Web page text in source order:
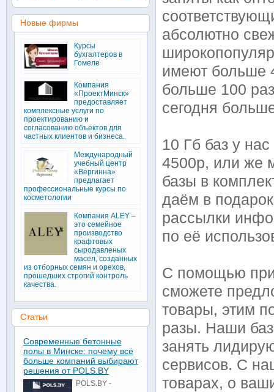
абсолютно
имеют больше
больше 100
сегодня
10 Гб баз у
4500р, или же
базы в
даём в
рассылки
по её
С помощью
сможете
товары, этим
разы. Наши
занять
сервисов. С
товарах, о
Новые фирмы
Курсы
бухгалтеров в
Гомеле
Компания
«ПроектМинск»
предоставляет
комплексные услуги по
проектированию и
согласованию объектов для
частных клиентов и бизнеса.
Международный
учебный центр
«Вергинна»
предлагает
профессиональные курсы по
косметологии
Компания ALEY –
это семейное
производство
крафтовых
сыродавленых
масел, созданных
из отборных семян и орехов,
прошедших строгий контроль
качества.
Статьи
Современные бетонные
полы в Минске: почему всё
больше компаний выбирают
решения от POLS.BY
POLS.BY -